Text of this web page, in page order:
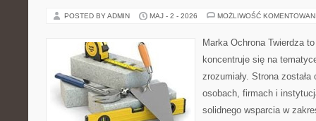
POSTED BY ADMIN MAJ - 2 - 2026 MOŻLIWOŚĆ
Marka Ochrona Twierdza
koncentruje się na
zrozumiały. Strona
osobach, firmach i
solidnego wsparcia w